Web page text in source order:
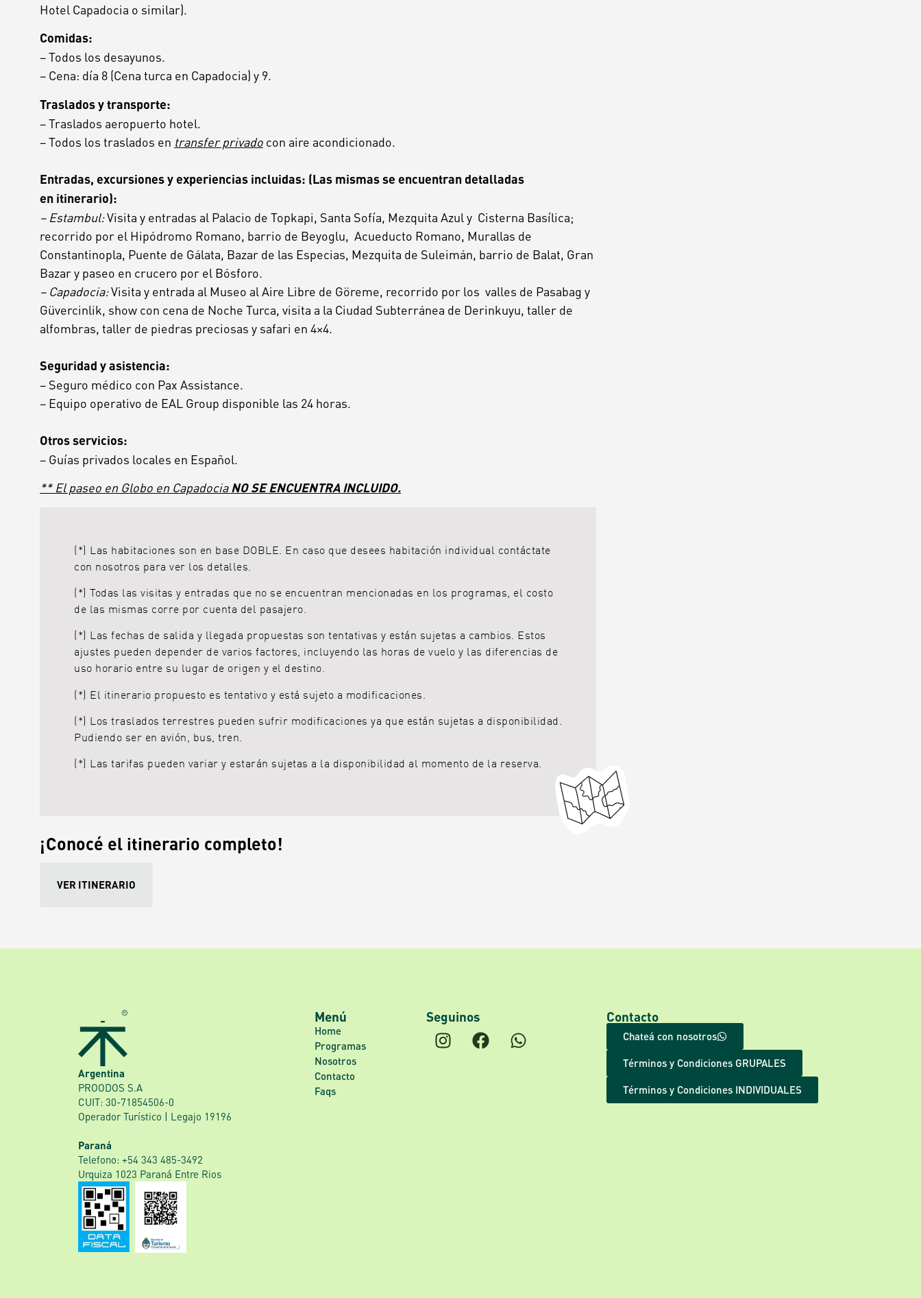
Hotel Capadocia o similar).
Comidas:
– Todos los desayunos.
– Cena: día 8 (Cena turca en Capadocia) y 9.
Traslados y transporte:
– Traslados aeropuerto hotel.
– Todos los traslados en transfer privado con aire acondicionado.
Entradas, excursionesyexperiencias incluidas: (Las mismasse encuentran detalladas
en itinerario):
– Estambul:Visita y entradas al Palacio de Topkapi, Santa Sofía, Mezquita Azul y Cisterna Basílica;
recorrido por el Hipódromo Romano, barrio de Beyoglu, Acueducto Romano, Murallas de
Constantinopla, Puente de Gálata, Bazar de las Especias, Mezquita de Suleimán, barrio de Balat, Gran
Bazary paseo en crucero por el Bósforo.
– Capadocia:Visita y entrada al Museo al Aire Libre de Göreme, recorrido por los valles de Pasabag y
Güvercinlik, show con cena de Noche Turca, visita a la Ciudad Subterránea de Derinkuyu, taller de
alfombras, taller de piedras preciosas y safari en 4×4.
Seguridad yasistencia:
– Seguro médico con Pax Assistance.
– Equipo operativo de EAL Group disponible las 24 horas.
Otrosservicios:
– Guías privados locales en Español.
** El paseo en Globo en CapadociaNO SE ENCUENTRA INCLUIDO.
(*) Las habitaciones son en base DOBLE. En caso que desees habitación individual contáctate
con nosotros para ver los detalles.
(*) Todas las visitas y entradas que no se encuentran mencionadas en los programas, el costo
de las mismas corre por cuenta del pasajero.
(*) Las fechas de salida y llegada propuestas son tentativas y están sujetas a cambios. Estos
ajustes pueden depender de varios factores, incluyendo las horas de vuelo y las diferencias de
uso horario entre su lugar de origen y el destino.
(*) El itinerario propuesto es tentativo y está sujeto a modificaciones.
(*) Los traslados terrestres pueden sufrir modificaciones ya que están sujetas a disponibilidad.
Pudiendo ser en avión, bus, tren.
(*) Las tarifas pueden variar y estarán sujetas a la disponibilidad al momento de la reserva.
¡Conocé el itinerario completo!
VER ITINERARIO
Argentina
PROODOS S.A
CUIT: 30-71854506-0
Operador Turístico | Legajo 19196
Paraná
‎Telefono: +54 343 485-3492
Urquiza 1023 Paraná Entre Rios
Menú
Home
Programas
Nosotros
Contacto
Faqs
Seguinos Contacto
Chateá con nosotros
Términos y Condiciones GRUPALES
Términos y Condiciones INDIVIDUALES